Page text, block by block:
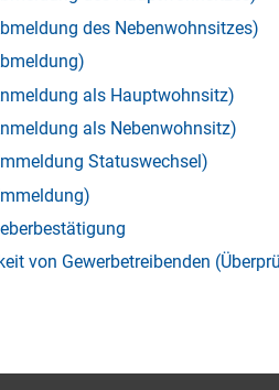
des Nebenwohnsitzes)
als Hauptwohnsitz)
als Nebenwohnsitz)
Statuswechsel)
von Gewerbetreibenden